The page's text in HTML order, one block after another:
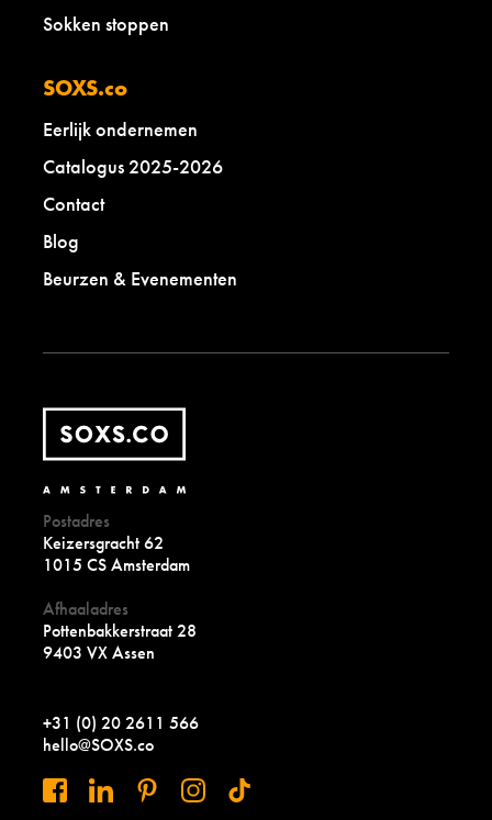
Sokken stoppen
SOXS.co
Eerlijk ondernemen
Catalogus 2025-2026
Contact
Blog
Beurzen & Evenementen
Postadres
Keizersgracht 62
1015 CS Amsterdam
Afhaaladres
Pottenbakkerstraat 28
9403 VX Assen
+31 (0) 20 2611 566
hello@SOXS.co